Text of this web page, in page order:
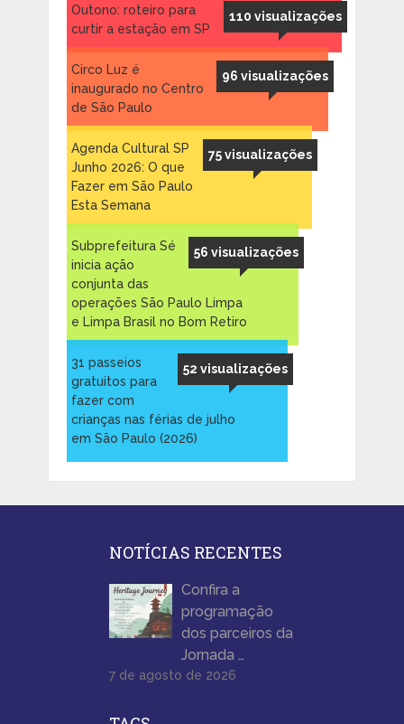
110 visualizações
Outono: roteiro para
curtir a estação em SP
96 visualizações
Circo Luz é
inaugurado no Centro
de São Paulo
75 visualizações
Agenda Cultural SP
Junho 2026: O que
Fazer em São Paulo
Esta Semana
56 visualizações
Subprefeitura Sé
inicia ação
conjunta das
operações São Paulo Limpa
e Limpa Brasil no Bom Retiro
52 visualizações
31 passeios
gratuitos para
fazer com
crianças nas férias de julho
em São Paulo (2026)
NOTÍCIAS RECENTES
Confira a
programação
dos parceiros da
Jornada …
7 de agosto de 2026